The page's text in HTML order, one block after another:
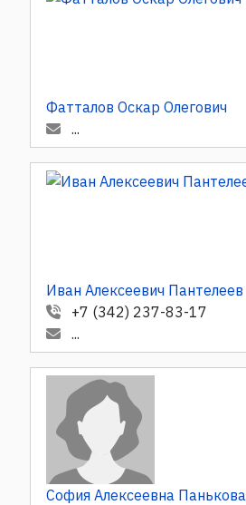
Фатталов Оскар Олегович
...
Иван Алексеевич Пантелеев
+7 (342) 237-83-17
...
София Алексеевна Панькова